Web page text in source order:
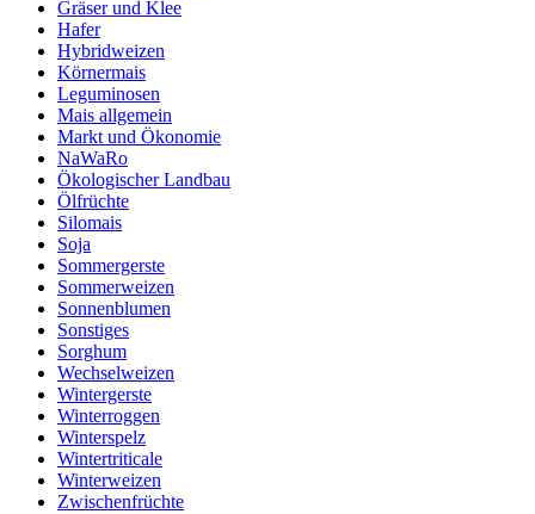
Gräser und Klee
Hafer
Hybridweizen
Körnermais
Leguminosen
Mais allgemein
Markt und Ökonomie
NaWaRo
Ökologischer Landbau
Ölfrüchte
Silomais
Soja
Sommergerste
Sommerweizen
Sonnenblumen
Sonstiges
Sorghum
Wechselweizen
Wintergerste
Winterroggen
Winterspelz
Wintertriticale
Winterweizen
Zwischenfrüchte